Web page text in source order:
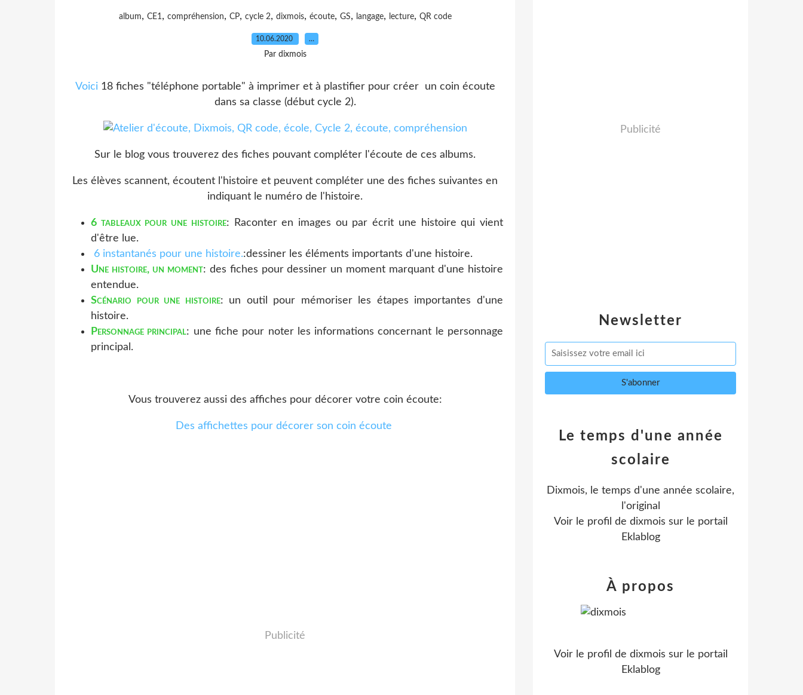
album, CE1 , compréhension, CP, cycle 2, dixmois, écoute, GS, langage, lecture, QR code
10.06.2020 …
Par dixmois
Voici18 fiches "téléphone portable" à imprimer et à plastifier pour créer un coin écoute
dans sa classe (début cycle 2).
Sur le blog vous trouverez des fiches pouvant compléter l'écoute de ces albums.
Les élèves scannent, écoutent l'histoire et peuvent compléter une des fiches suivantes en
indiquant le numéro de l'histoire.
6 tableaux pour une histoire: Raconter en images ou par écrit une histoire qui vient
d'être lue.
6 instantanés pour une histoire.:dessiner les éléments importants d'une histoire.
Une histoire, un moment: des fiches pour dessiner un moment marquant d'une histoire
entendue.
Scénario pour une histoire: un outil pour mémoriser les étapes importantes d'une
histoire.
Personnage principal: une fiche pour noter les informations concernant le personnage
principal.
Vous trouverez aussi des affiches pour décorer votre coin écoute:
Des affichettes pour décorer son coin écoute
Publicité
Newsletter
Publicité
Le temps d'une année
scolaire
Dixmois, le temps d'une année scolaire,
l'original
Voir le profil de dixmois sur le portail
Eklablog
À propos
Voir le profil de dixmois sur le portail
Eklablog